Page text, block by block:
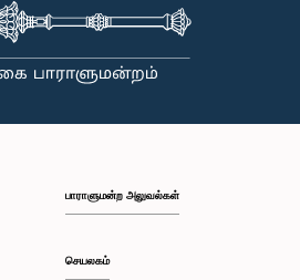
பாராளுமன்ற அலுவல்கள்
செயலகம்